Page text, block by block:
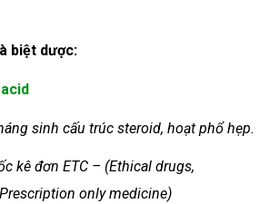
biệt dược:
sinh cấu trúc steroid, hoạt phổ hẹp.
kê đơn ETC – (Ethical drugs,
only medicine)